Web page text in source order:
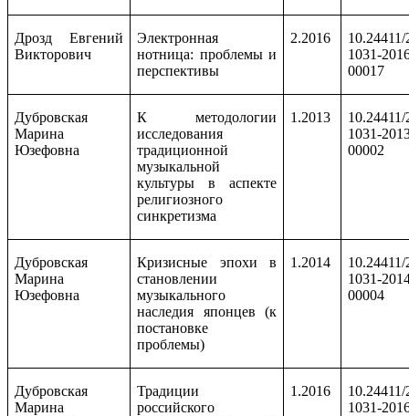
Дрозд Евгений
Викторович
Электронная
нотница: проблемы и
перспективы
2.2016
1031-
00017
Дубровская
Марина
Юзефовна
К методологии
исследования
традиционной
музыкальной
культуры в аспекте
религиозного
синкретизма
1.2013
1031-
00002
Дубровская
Марина
Юзефовна
Кризисные эпохи в
становлении
музыкального
наследия японцев (к
постановке
проблемы)
1.2014
1031-
00004
Дубровская
Марина
Традиции
российского
1.2016
1031-